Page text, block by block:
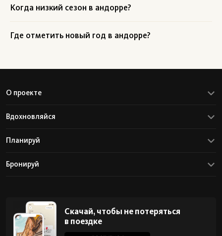
Когда низкий сезон в андорре?
Где отметить новый год в андорре?
О проекте
Вдохновляйся
Планируй
Бронируй
Скачай, чтобы не потеряться
в поездке